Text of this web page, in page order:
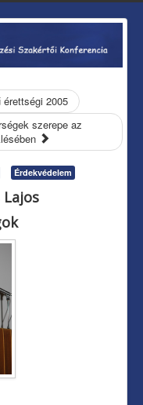
2005
szerepe az
Érdekvédelem
Lajos